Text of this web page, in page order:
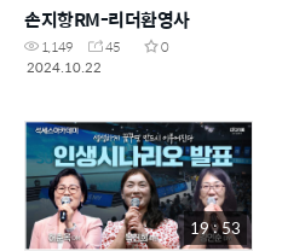
손지항RM-리더환영사
1,149 45
0
2024.10.22
19 : 53